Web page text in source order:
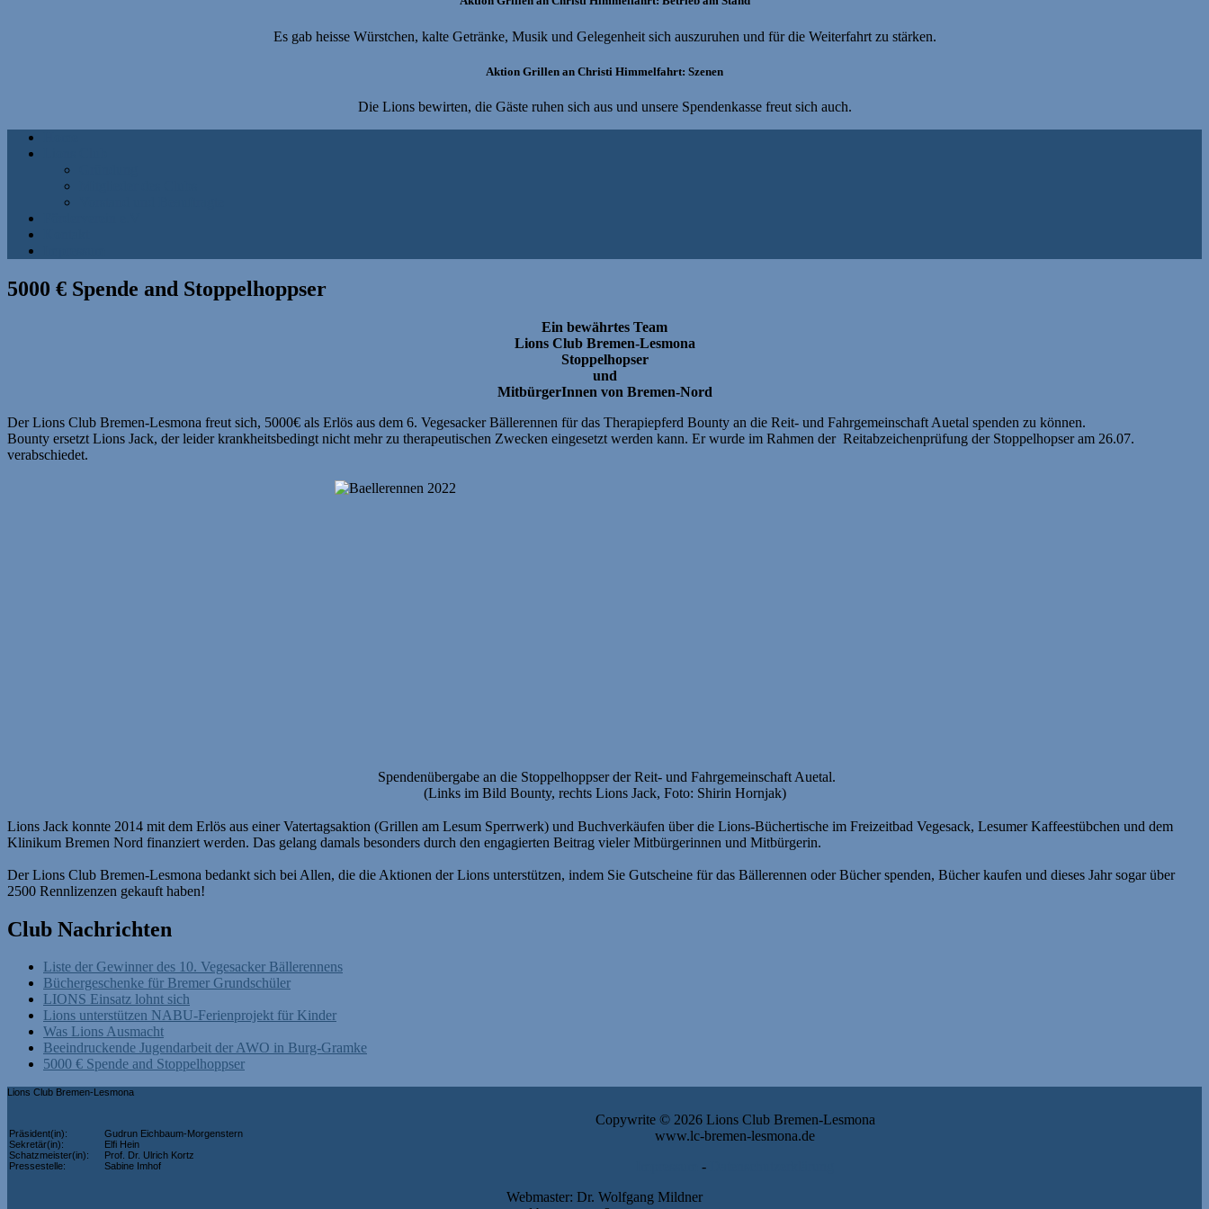
Es gab heisse Würstchen, kalte Getränke, Musik und Gelegenheit sich auszuruhen und für die Weiterfahrt zu stärken.
Aktion Grillen an Christi Himmelfahrt: Szenen
Die Lions bewirten, die Gäste ruhen sich aus und unsere Spendenkasse freut sich auch.
5000 € Spende and Stoppelhoppser
Ein bewährtes Team
Lions Club Bremen-Lesmona
Stoppelhopser
und
MitbürgerInnen von Bremen-Nord
Der Lions Club Bremen-Lesmona freut sich, 5000€ als Erlös aus dem 6. Vegesacker Bällerennen für das Therapiepferd Bounty an die Reit- und Fahrgemeinschaft Auetal spenden zu können.
Bounty ersetzt Lions Jack, der leider krankheitsbedingt nicht mehr zu therapeutischen Zwecken eingesetzt werden kann. Er wurde im Rahmen der Reitabzeichenprüfung der Stoppelhopser am 26.07.
verabschiedet.
Spendenübergabe an die Stoppelhoppser der Reit- und Fahrgemeinschaft Auetal.
(Links im Bild Bounty, rechts Lions Jack, Foto: Shirin Hornjak)
Lions Jack konnte 2014 mit dem Erlös aus einer Vatertagsaktion (Grillen am Lesum Sperrwerk) und Buchverkäufen über die Lions-Büchertische im Freizeitbad Vegesack, Lesumer Kaffeestübchen und dem
Klinikum Bremen Nord finanziert werden. Das gelang damals besonders durch den engagierten Beitrag vieler Mitbürgerinnen und Mitbürgerin.
Der Lions Club Bremen-Lesmona bedankt sich bei Allen, die die Aktionen der Lions unterstützen, indem Sie Gutscheine für das Bällerennen oder Bücher spenden, Bücher kaufen und dieses Jahr sogar über
2500 Rennlizenzen gekauft haben!
Club Nachrichten
Liste der Gewinner des 10. Vegesacker Bällerennens
Büchergeschenke für Bremer Grundschüler
LIONS Einsatz lohnt sich
Lions unterstützen NABU-Ferienprojekt für Kinder
Was Lions Ausmacht
Beeindruckende Jugendarbeit der AWO in Burg-Gramke
5000 € Spende and Stoppelhoppser
Lions Club Bremen-Lesmona
Präsident(in):
Sekretär(in):
Schatzmeister(in):
Pressestelle:
Gudrun Eichbaum-Morgenstern
Elfi Hein
Prof. Dr. Ulrich Kortz
Sabine Imhof
Copywrite © 2026 Lions Club Bremen-Lesmona
www.lc-bremen-lesmona.de
-
Webmaster: Dr. Wolfgang Mildner